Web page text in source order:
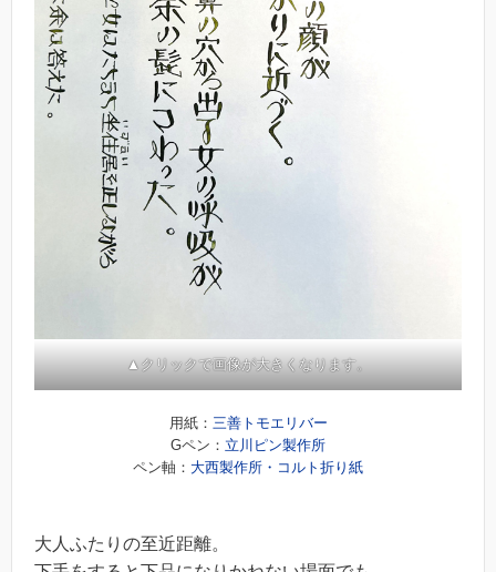
▲クリックで画像が大きくなります。
用紙： 三善トモエリバー
Gペン： 立川ピン製作所
ペン軸： 大西製作所・コルト折り紙
大人ふたりの至近距離。